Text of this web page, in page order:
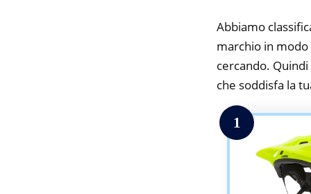
Abbiamo
marchio in
cercando.
che soddisfa la
1